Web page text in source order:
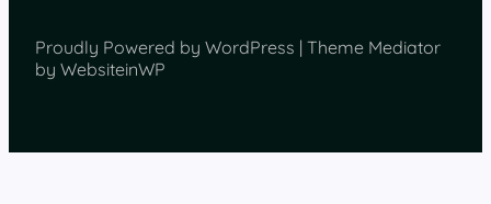
Proudly Powered by WordPress | Theme Mediator
by WebsiteinWP